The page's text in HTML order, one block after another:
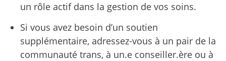
un rôle actif dans la gestion de vos soins.
Si vous avez besoin d’un soutien
supplémentaire, adressez-vous à un pair de la
communauté trans, à un.e conseiller.ère ou à